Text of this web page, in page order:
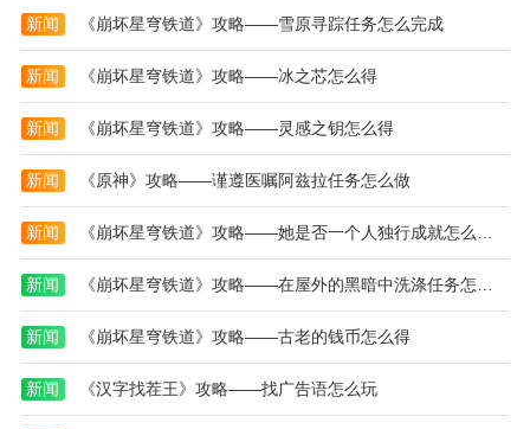
新闻 《崩坏星穹铁道》攻略——雪原寻踪任务怎么完成
新闻 《崩坏星穹铁道》攻略——冰之芯怎么得
新闻 《崩坏星穹铁道》攻略——灵感之钥怎么得
新闻 《原神》攻略——谨遵医嘱阿兹拉任务怎么做
新闻
新闻
新闻 《崩坏星穹铁道》攻略——古老的钱币怎么得
新闻 《汉字找茬王》攻略——找广告语怎么玩